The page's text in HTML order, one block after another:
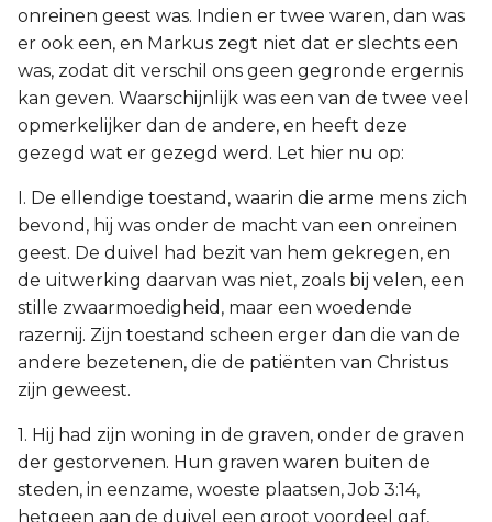
onreinen geest was. Indien er twee waren, dan was
er ook een, en Markus zegt niet dat er slechts een
was, zodat dit verschil ons geen gegronde ergernis
kan geven. Waarschijnlijk was een van de twee veel
opmerkelijker dan de andere, en heeft deze
gezegd wat er gezegd werd. Let hier nu op:
I. De ellendige toestand, waarin die arme mens zich
bevond, hij was onder de macht van een onreinen
geest. De duivel had bezit van hem gekregen, en
de uitwerking daarvan was niet, zoals bij velen, een
stille zwaarmoedigheid, maar een woedende
razernij. Zijn toestand scheen erger dan die van de
andere bezetenen, die de patiënten van Christus
zijn geweest.
1. Hij had zijn woning in de graven, onder de graven
der gestorvenen. Hun graven waren buiten de
steden, in eenzame, woeste plaatsen, Job 3:14,
hetgeen aan de duivel een groot voordeel gaf,